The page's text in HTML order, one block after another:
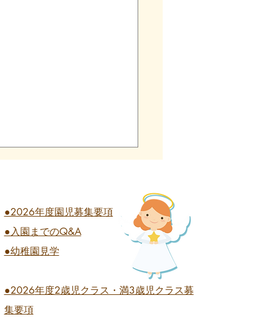
式 全学年
●2026年度園児募集要項
●入園までのQ&A
●幼稚園見学
●2026年度2歳児クラス・満3歳児クラス募
集要項